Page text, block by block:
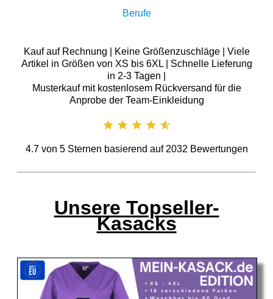
Berufe
Kauf auf Rechnung | Keine Größenzuschläge | Viele
Artikel in Größen von XS bis 6XL | Schnelle Lieferung
in 2-3 Tagen |
Musterkauf mit kostenlosem Rückversand für die
Anprobe der Team-Einkleidung
4.7von 5Sternen basierend auf 2032 Bewertungen
Unsere Topseller-
Kasacks